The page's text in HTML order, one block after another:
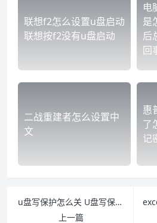
联想f2怎么设置u盘启动
联想按f2没有u盘启动
电
是
后
回
二战重建者怎么设置中
文
惠
了
记
u盘写保护怎么关 U盘写保护如何关闭
上一篇